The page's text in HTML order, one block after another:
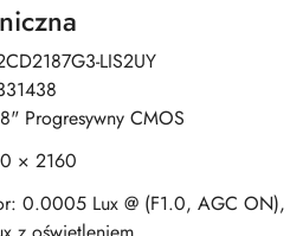
LIS2UY
Progresywny CMOS
× 2160
0.0005 Lux @ (F1.0, AGC ON),